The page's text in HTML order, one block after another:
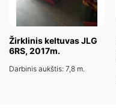
Žirklinis keltuvas JLG
6RS, 2017m.
Darbinis aukštis: 7,8 m.